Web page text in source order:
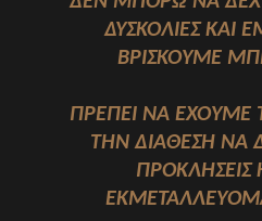
ΔΥΣΚΟΛΙΕΣ ΚΑΙ
ΒΡΙΣΚΟΥΜΕ
ΠΡΕΠΕΙ ΝΑ ΕΧΟΥΜΕ
ΤΗΝ ΔΙΑΘΕΣΗ ΝΑ
ΠΡΟΚΛΗΣΕΙΣ